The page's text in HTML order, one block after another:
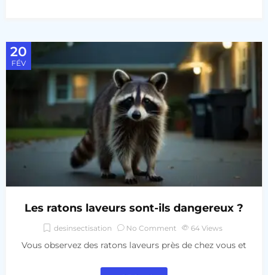
20
FÉV
Les ratons laveurs sont-ils dangereux ?
desinsectisation No Comment 64 Views
Vous observez des ratons laveurs près de chez vous et